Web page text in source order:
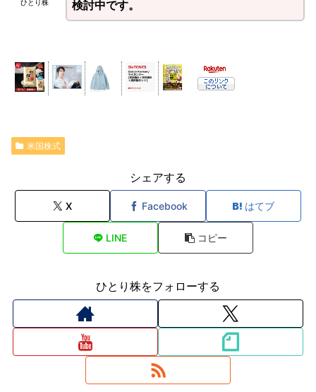
ひとり株
検討中です。
米国株式
シェアする
X Facebook はてブ
LINE コピー
ひとり株をフォローする